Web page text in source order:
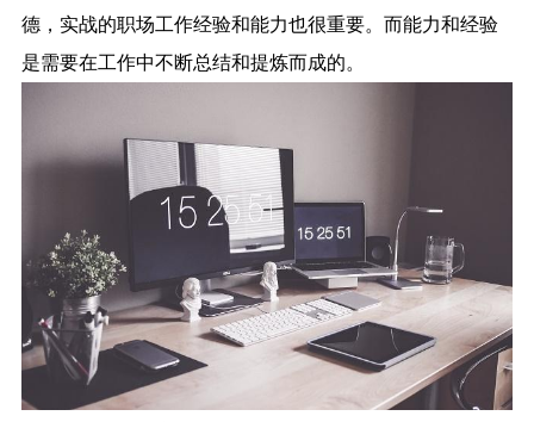
德，实战的职场工作经验和能力也很重要。而能力和经验
是需要在工作中不断总结和提炼而成的。